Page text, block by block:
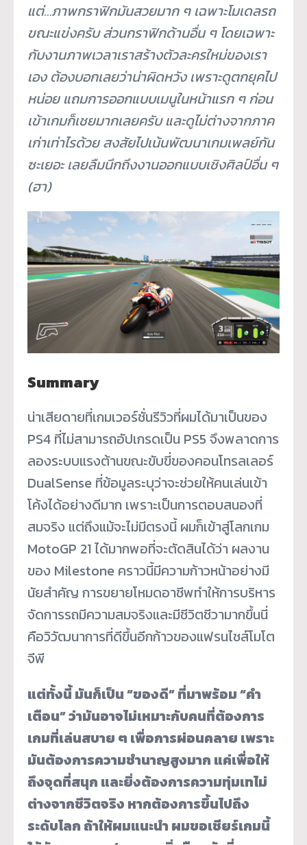
แต่…ภาพกราฟิกมันสวยมาก ๆ เฉพาะโมเดลรถ
ขณะแข่งครับ ส่วนกราฟิกด้านอื่น ๆ โดยเฉพาะ
กับงานภาพเวลาเราสร้างตัวละครใหม่ของเรา
เอง ต้องบอกเลยว่าน่าผิดหวัง เพราะดูตกยุคไป
หน่อย แถมการออกแบบเมนูในหน้าแรก ๆ ก่อน
เข้าเกมก็เชยมากเลยครับ และดูไม่ต่างจากภาค
เก่าเท่าไรด้วย สงสัยไปเน้นพัฒนาเกมเพลย์กัน
ซะเยอะ เลยลืมนึกถึงงานออกแบบเชิงศิลป์อื่น ๆ
(ฮา)
Summary
น่าเสียดายที่เกมเวอร์ชั่นรีวิวที่ผมได้มาเป็นของ
PS4 ที่ไม่สามารถอัปเกรดเป็น PS5 จึงพลาดการ
ลองระบบแรงต้านขณะขับขี่ของคอนโทรลเลอร์
DualSense ที่ข้อมูลระบุว่าจะช่วยให้คนเล่นเข้า
โค้งได้อย่างดีมาก เพราะเป็นการตอบสนองที่
สมจริง แต่ถึงแม้จะไม่มีตรงนี้ ผมก็เข้าสู่โลกเกม
MotoGP 21 ได้มากพอที่จะตัดสินได้ว่า ผลงาน
ของ Milestone คราวนี้มีความก้าวหน้าอย่างมี
นัยสำคัญ การขยายโหมดอาชีพทำให้การบริหาร
จัดการรถมีความสมจริงและมีชีวิตชีวามากขึ้นนี่
คือวิวัฒนาการที่ดีขึ้นอีกก้าวของแฟรนไชส์โมโต
จีพี
แต่ทั้งนี้ มันก็เป็น “ของดี” ที่มาพร้อม “คำ
เตือน” ว่ามันอาจไม่เหมาะกับคนที่ต้องการ
เกมที่เล่นสบาย ๆ เพื่อการผ่อนคลาย เพราะ
มันต้องการความชำนาญสูงมาก แค่เพื่อให้
ถึงจุดที่สนุก และยิ่งต้องการความทุ่มเทไม่
ต่างจากชีวิตจริง หากต้องการขึ้นไปถึง
ระดับโลก ถ้าให้ผมแนะนำ ผมขอเชียร์เกมนี้